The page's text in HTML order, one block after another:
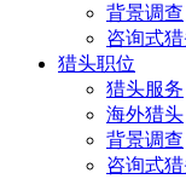
背景调查
咨询式
猎头职位
猎头服务
海外猎头
背景调查
咨询式